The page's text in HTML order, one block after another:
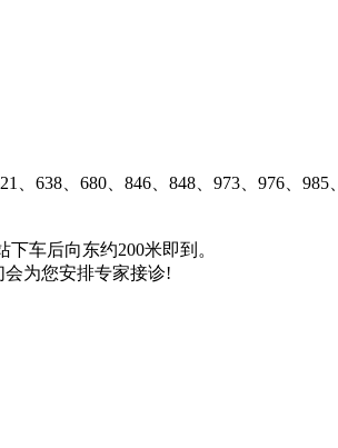
、638、680、846、848、973、976、
车后向东约200米即到。
会为您安排专家接诊!